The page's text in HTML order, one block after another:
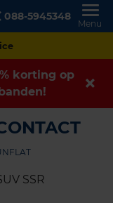
088-5945348
Menu
korting op